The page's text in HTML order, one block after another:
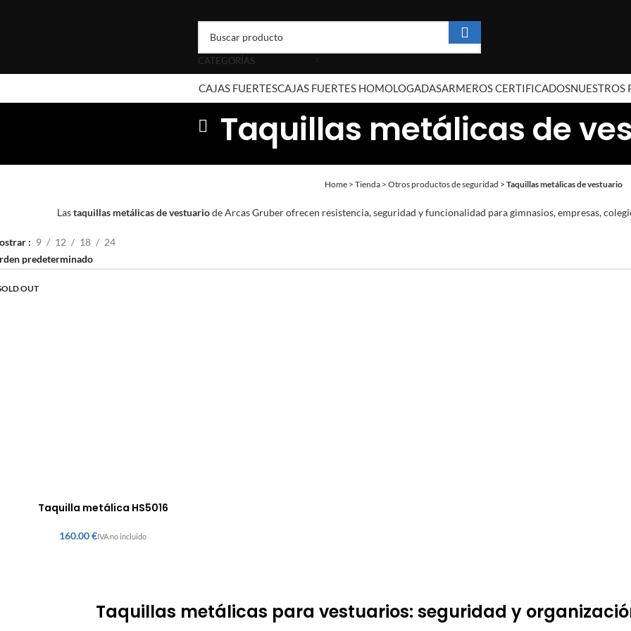
CATEGORÍAS
CAJAS FUERTESCAJAS FUERTES HOMOLOGADASARMEROS CERTIFICADOSNUESTROS
Taquillas metálicas de
Home> Tienda> Otros productos de seguridad > Taquillas metálicas de vestuario
Lastaquillas metálicas de vestuariode Arcas Gruber ofrecen resistencia, seguridad y funcionalidad para gimnasios, empresas,
9 12 18 24
OUT
Taquilla metálica HS5016
€
Taquillas metálicas para vestuarios: seguridad y